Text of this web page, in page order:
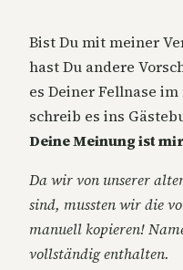
Bist Du mit meiner
hast Du andere
es Deiner Fellnase
schreib es ins
Deine Meinung ist
Da wir von unserer
sind, mussten wir die
manuell kopieren!
vollständig enthalten.